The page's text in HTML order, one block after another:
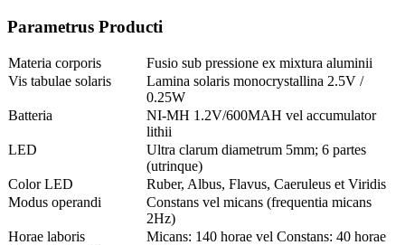
Parametrus Producti
Materia corporis
Fusio sub pressione ex mixtura aluminii
Vis tabulae solaris
Lamina solaris monocrystallina 2.5V /
0.25W
Batteria
NI-MH 1.2V/600MAH vel accumulator
lithii
LED
Ultra clarum diametrum 5mm; 6 partes
(utrinque)
Color LED
Ruber, Albus, Flavus, Caeruleus et Viridis
Modus operandi
Constans vel micans (frequentia micans
2Hz)
Horae laboris
Micans: 140 horae vel Constans: 40 horae